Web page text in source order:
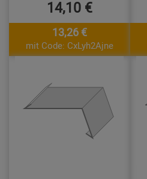
14,10 €
13,26 €
mit Code: CxLyh2Ajne